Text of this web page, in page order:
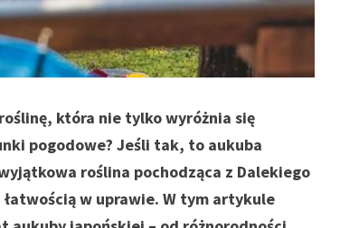
która nie tylko wyróżnia się
pogodowe? Jeśli tak, to aukuba
roślina pochodząca z Dalekiego
w uprawie. W tym artykule